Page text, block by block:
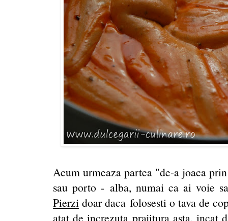
Acum urmeaza partea "de-a joaca
sau porto - alba, numai ca ai voie
Pierzi doar daca folosesti o tava de
atat de increzuta prajitura asta, incat